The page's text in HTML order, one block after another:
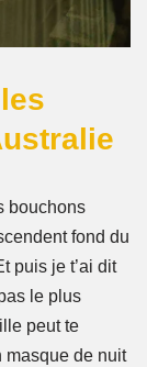
bouchons
fond du
puis je t’ai dit
le plus
peut te
masque de nuit